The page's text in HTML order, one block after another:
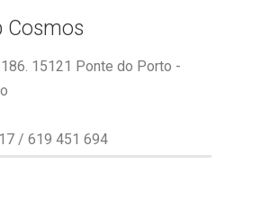
Cosmos
15121 Ponte do Porto -
/ 619 451 694